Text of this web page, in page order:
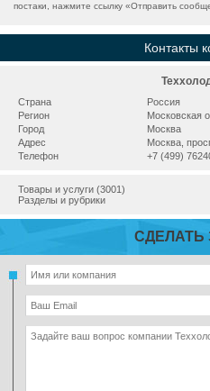
постаки, нажмите ссылку «Отправить
Контакты
Страна
Россия
Регион
Московская
Город
Москва
Адрес
Москва,
Телефон
+7 (499)
Товары и услуги (3001)
Разделы и рубрики
СДЕЛАТЬ